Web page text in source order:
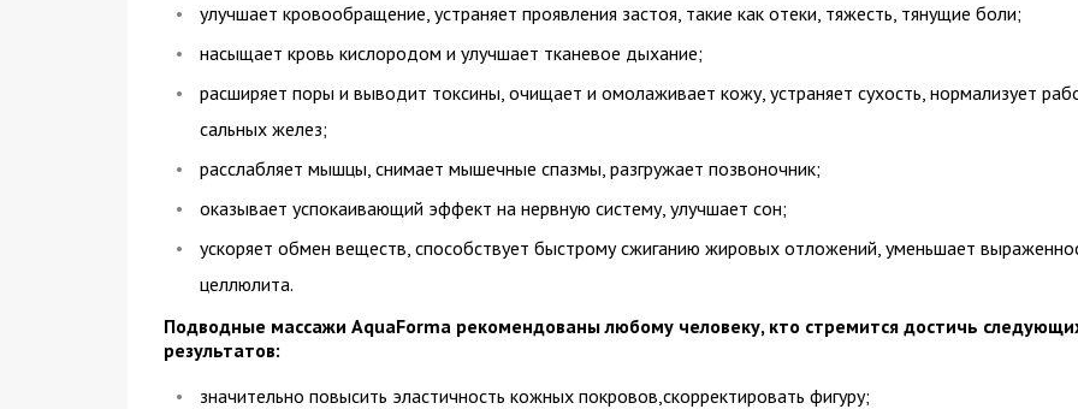
улучшает кровообращение, устраняет проявления застоя, такие как отеки, тяжесть, тянущие боли;
насыщает кровь кислородом и улучшает тканевое дыхание;
расширяет поры и выводит токсины, очищает и омолаживает кожу, устраняет сухость, нормализует
сальных желез;
расслабляет мышцы, снимает мышечные спазмы, разгружает позвоночник;
оказывает успокаивающий эффект на нервную систему, улучшает сон;
ускоряет обмен веществ, способствует быстрому сжиганию жировых отложений, уменьшает
целлюлита.
Подводные массажи AquaForma рекомендованы любому человеку, кто стремится достичь
результатов:
значительно повысить эластичность кожных покровов,скорректировать фигуру;